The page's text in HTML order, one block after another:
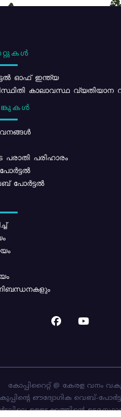
ഓഫ് ഇന്ത്യ
കാലാവസ്ഥ വ്യതിയാന
പരിഹാരം
പോർട്ടൽ
കോപ്പിറൈറ്റ് @ കേരള വനം
ഔദ്യോഗിക വെബ്-
ഉള്ളടക്കത്തിന്റെ